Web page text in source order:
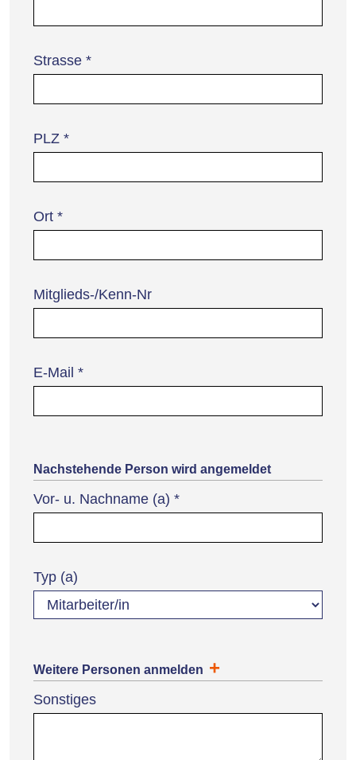
Strasse *
PLZ *
Ort *
Mitglieds-/Kenn-Nr
E-Mail *
Nachstehende Person wird angemeldet
Vor- u. Nachname (a) *
Typ (a)
Weitere Personen anmelden
Sonstiges